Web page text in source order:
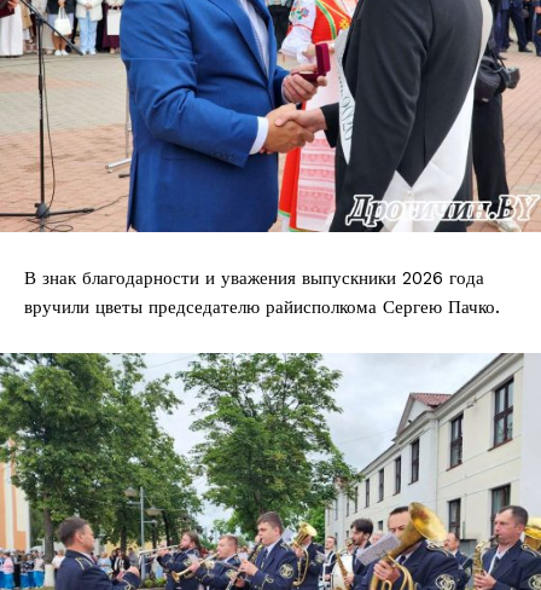
В знак благодарности и уважения выпускники 2026 года
вручили цветы председателю райисполкома Сергею Пачко.